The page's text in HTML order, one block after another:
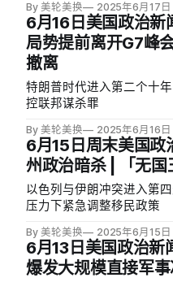
促伊朗「无条件投降」。
的目标」但「至少现在不
耐心正在消磨」。特朗普
梅内伊计划，担心此举可
国集团峰会返回华盛顿处
正结束」而非停火。（AP） * 特朗普考虑对伊朗进行军
打击等多种选项：特朗普
面，考虑包括对伊朗进行
尽管白宫表示美国未加入
该地区不断加强军事部署
部，第二个航母打击群正驶向
准备导弹以报复可能的美
情报报告，如果美国加入
备好导弹等军事装备用于
色列敦促白宫介入冲突，
剧。美国已向欧洲派遣约
区4万多名美军置于高度警
By 美轮美换 2025年6月17日
6月16日美国政治新
局势提前离开G7峰
撤离
特朗普时代进入第二个十
控联邦谋杀罪
By 美轮美换 2025年6月16日
6月15日周末美国政
州政治暗杀 | 「无
以色列与伊朗冲突进入第
压力下紧急调整移民政策
By 美轮美换 2025年6月15日
6月13日美国政治新
爆发大规模直接军